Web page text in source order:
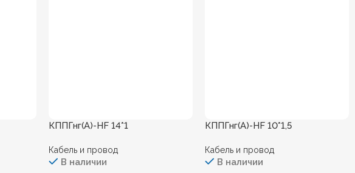
КППГнг(А)-HF 14*1
Кабель и провод
В наличии
КППГнг(А)-HF 10*1,5
Кабель и провод
В наличии